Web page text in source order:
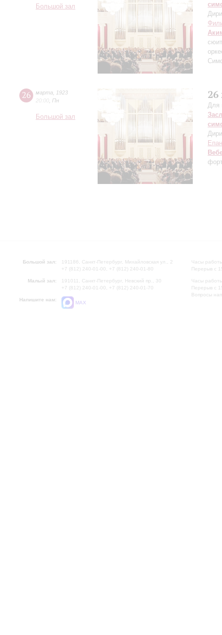
Большой зал
26 марта
1923
20:00 Пн
Большой зал
26
Для
Большой зал:
191186, Санкт-Петербург, Михайловская ул., 2
+7 (812) 240-01-00, +7 (812) 240-01-80
Малый зал:
191011, Санкт-Петербург, Невский пр., 30
+7 (812) 240-01-00, +7 (812) 240-01-70
Напишите нам:
MAX
Часы
Перерыв с
Часы
Перерыв с
Вопросы